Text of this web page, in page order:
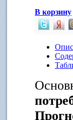
В корзину